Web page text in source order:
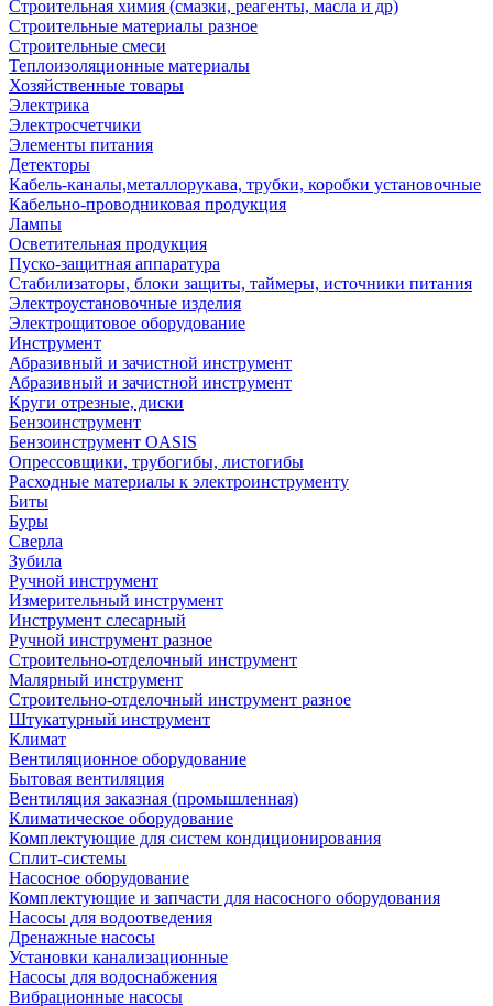
Строительная химия (смазки, реагенты, масла и др)
Строительные материалы разное
Строительные смеси
Теплоизоляционные материалы
Хозяйственные товары
Электрика
Электросчетчики
Элементы питания
Детекторы
Кабель-каналы,металлорукава, трубки, коробки установочные
Кабельно-проводниковая продукция
Лампы
Осветительная продукция
Пуско-защитная аппаратура
Стабилизаторы, блоки защиты, таймеры, источники питания
Электроустановочные изделия
Электрощитовое оборудование
Инструмент
Абразивный и зачистной инструмент
Абразивный и зачистной инструмент
Круги отрезные, диски
Бензоинструмент
Бензоинструмент OASIS
Опрессовщики, трубогибы, листогибы
Расходные материалы к электроинструменту
Биты
Буры
Сверла
Зубила
Ручной инструмент
Измерительный инструмент
Инструмент слесарный
Ручной инструмент разное
Строительно-отделочный инструмент
Малярный инструмент
Строительно-отделочный инструмент разное
Штукатурный инструмент
Климат
Вентиляционное оборудование
Бытовая вентиляция
Вентиляция заказная (промышленная)
Климатическое оборудование
Комплектующие для систем кондиционирования
Сплит-системы
Насосное оборудование
Комплектующие и запчасти для насосного оборудования
Насосы для водоотведения
Дренажные насосы
Установки канализационные
Насосы для водоснабжения
Вибрационные насосы